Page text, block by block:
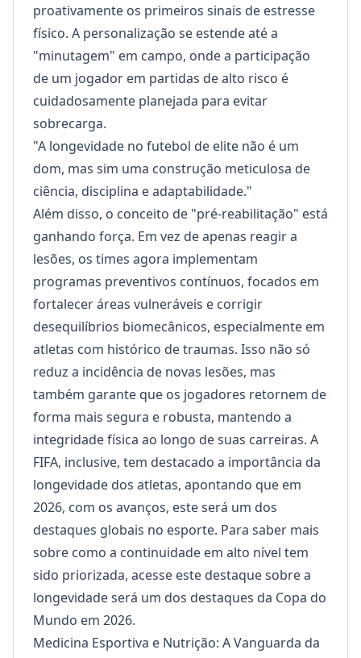
proativamente os primeiros sinais de estresse
físico. A personalização se estende até a
"minutagem" em campo, onde a participação
de um jogador em partidas de alto risco é
cuidadosamente planejada para evitar
sobrecarga.
"A longevidade no futebol de elite não é um
dom, mas sim uma construção meticulosa de
ciência, disciplina e adaptabilidade."
Além disso, o conceito de "pré-reabilitação" está
ganhando força. Em vez de apenas reagir a
lesões, os times agora implementam
programas preventivos contínuos, focados em
fortalecer áreas vulneráveis e corrigir
desequilíbrios biomecânicos, especialmente em
atletas com histórico de traumas. Isso não só
reduz a incidência de novas lesões, mas
também garante que os jogadores retornem de
forma mais segura e robusta, mantendo a
integridade física ao longo de suas carreiras. A
FIFA, inclusive, tem destacado a importância da
longevidade dos atletas, apontando que em
2026, com os avanços, este será um dos
destaques globais no esporte. Para saber mais
sobre como a continuidade em alto nível tem
sido priorizada, acesse este destaque sobrea
longevidade será um dos destaques da Copa do
Mundo em 2026.
Medicina Esportiva e Nutrição: A Vanguarda da